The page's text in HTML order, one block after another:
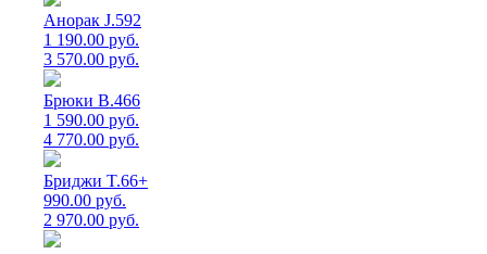
Анорак J.592
1 190.00 руб.
3 570.00 руб.
Брюки B.466
1 590.00 руб.
4 770.00 руб.
Бриджи T.66+
990.00 руб.
2 970.00 руб.